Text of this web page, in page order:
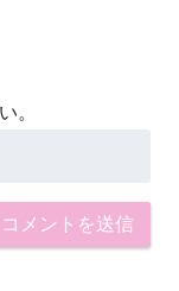
。